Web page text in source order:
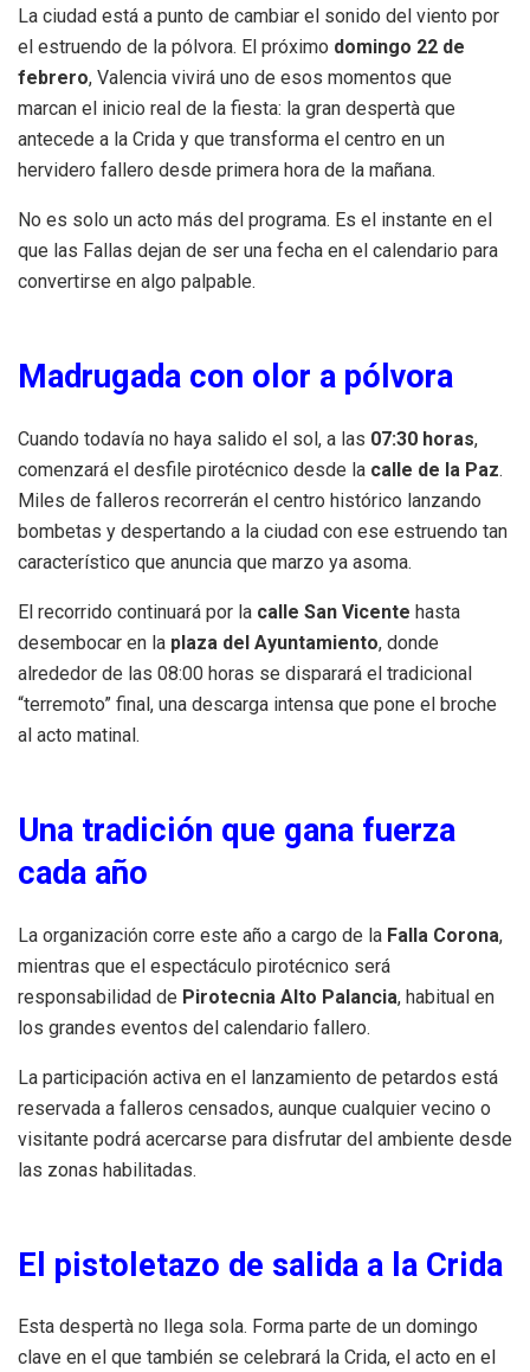
La ciudad está a punto de cambiar el sonido del viento por
el estruendo de la pólvora. El próximo domingo 22 de
febrero, Valencia vivirá uno de esos momentos que
marcan el inicio real de la fiesta: la gran despertà que
antecede a la Crida y que transforma el centro en un
hervidero fallero desde primera hora de la mañana.
No es solo un acto más del programa. Es el instante en el
que las Fallas dejan de ser una fecha en el calendario para
convertirse en algo palpable.
Madrugada con olor a pólvora
Cuando todavía no haya salido el sol, a las 07:30 horas,
comenzará el desfile pirotécnico desde la calle de la Paz.
Miles de falleros recorrerán el centro histórico lanzando
bombetas y despertando a la ciudad con ese estruendo tan
característico que anuncia que marzo ya asoma.
El recorrido continuará por la calle San Vicente hasta
desembocar en la plaza del Ayuntamiento, donde
alrededor de las 08:00 horas se disparará el tradicional
“terremoto” final, una descarga intensa que pone el broche
al acto matinal.
Una tradición que gana fuerza
cada año
La organización corre este año a cargo de la Falla Corona,
mientras que el espectáculo pirotécnico será
responsabilidad de Pirotecnia Alto Palancia, habitual en
los grandes eventos del calendario fallero.
La participación activa en el lanzamiento de petardos está
reservada a falleros censados, aunque cualquier vecino o
visitante podrá acercarse para disfrutar del ambiente desde
las zonas habilitadas.
El pistoletazo de salida a la Crida
Esta despertà no llega sola. Forma parte de un domingo
clave en el que también se celebrará la Crida, el acto en el